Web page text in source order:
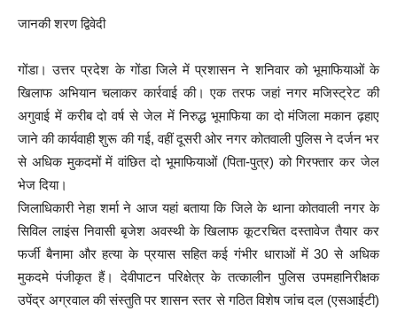
जानकी शरण द्विवेदी
गोंडा। उत्तर प्रदेश के गोंडा जिले में प्रशासन ने शनिवार को भूमाफियाओं के
खिलाफ अभियान चलाकर कार्रवाई की। एक तरफ जहां नगर मजिस्ट्रेट की
अगुवाई में करीब दो वर्ष से जेल में निरुद्ध भूमाफिया का दो मंजिला मकान ढ़हाए
जाने की कार्यवाही शुरू की गई, वहीं दूसरी ओर नगर कोतवाली पुलिस ने दर्जन भर
से अधिक मुकदमों में वांछित दो भूमाफियाओं (पिता-पुत्र) को गिरफ्तार कर जेल
भेज दिया।
जिलाधिकारी नेहा शर्मा ने आज यहां बताया कि जिले के थाना कोतवाली नगर के
सिविल लाइंस निवासी बृजेश अवस्थी के खिलाफ कूटरचित दस्तावेज तैयार कर
फर्जी बैनामा और हत्या के प्रयास सहित कई गंभीर धाराओं में 30 से अधिक
मुकदमे पंजीकृत हैं। देवीपाटन परिक्षेत्र के तत्कालीन पुलिस उपमहानिरीक्षक
उपेंद्र अग्रवाल की संस्तुति पर शासन स्तर से गठित विशेष जांच दल (एसआईटी)